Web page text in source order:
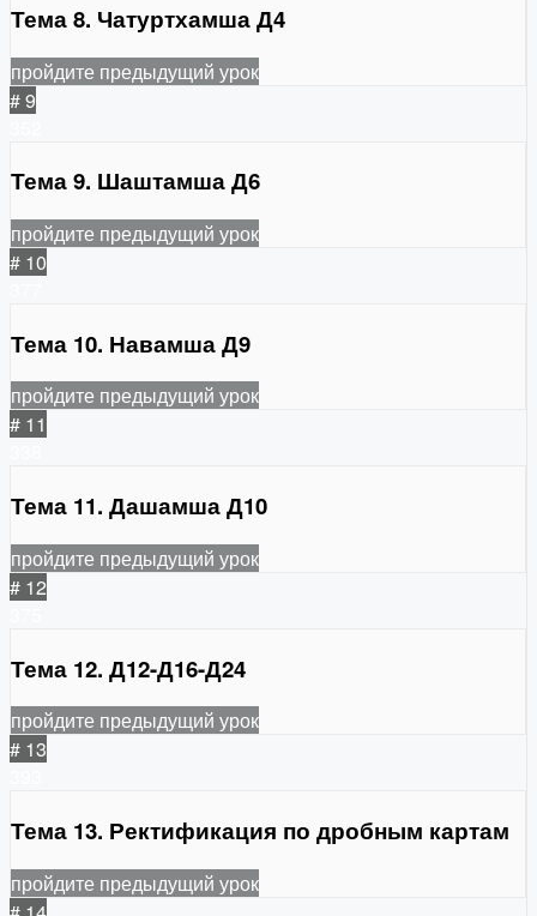
Тема 8. Чатуртхамша Д4
пройдите предыдущий урок
# 9
Тема 9. Шаштамша Д6
пройдите предыдущий урок
# 10
Тема 10. Навамша Д9
пройдите предыдущий урок
# 11
Тема 11. Дашамша Д10
пройдите предыдущий урок
# 12
Тема 12. Д12-Д16-Д24
пройдите предыдущий урок
# 13
Тема 13. Ректификация по дробным картам
пройдите предыдущий урок